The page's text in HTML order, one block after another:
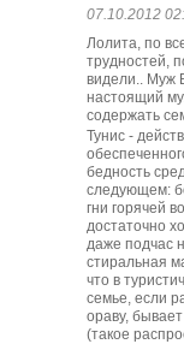
07.10.2012
Лолита, по
трудностей,
видели.. Муж
настоящий
содержать
Тунис -
бедность
следующем:
гни горячей
достаточно
даже подчас
стиральная
что в
семье, если
ораву,
(такое